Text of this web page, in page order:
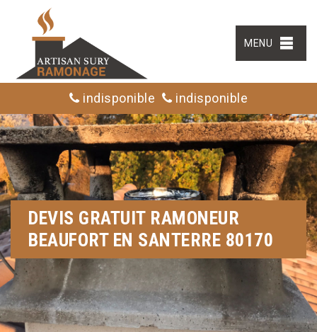
MENU
indisponible indisponible
DEVIS GRATUIT RAMONEUR
BEAUFORT EN SANTERRE 80170